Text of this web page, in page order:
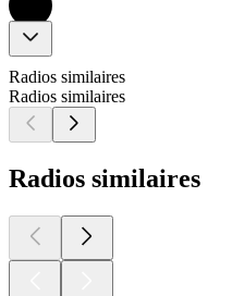
Radios similaires
Radios similaires
Radios similaires